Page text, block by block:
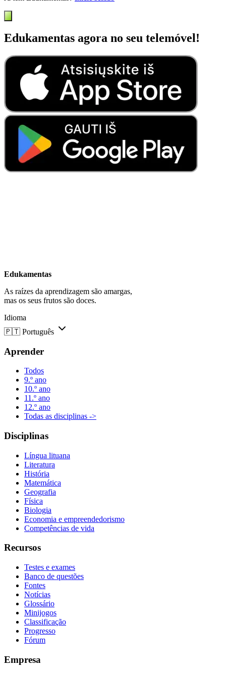
Edukamentas agora no seu telemóvel!
Edukamentas
As raízes da aprendizagem são amargas,
mas os seus frutos são doces.
Idioma
🇵🇹 Português
Aprender
Todos
9.º ano
10.º ano
11.º ano
12.º ano
Todas as disciplinas ->
Disciplinas
Língua lituana
Literatura
História
Matemática
Geografia
Física
Biologia
Economia e empreendedorismo
Competências de vida
Recursos
Testes e exames
Banco de questões
Fontes
Notícias
Glossário
Minijogos
Classificação
Progresso
Fórum
Empresa